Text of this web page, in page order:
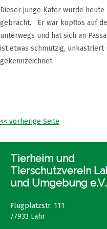
Dieser junge Kater wurde heute
gebracht. Er war kopflos auf
unterwegs und hat sich an
ist etwas schmutzig, unkastriert
gekennzeichnet.
<< vorherige Seite
Tierheim und
Tierschutzverein
und Umgebung e.V.
Flugplatzstr. 111
77933 Lahr